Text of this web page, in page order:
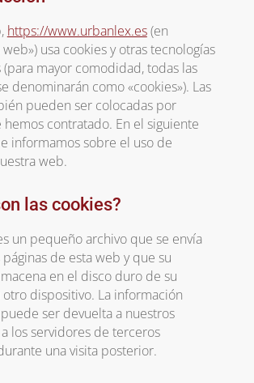
https://www.urbanlex.es(en
usa cookies y otras tecnologías
mayor comodidad, todas las
denominarán como «cookies»). Las
pueden ser colocadas por
contratado. En el siguiente
informamos sobre el uso de
web.
las cookies?
un pequeño archivo que se envía
de esta web y que su
en el disco duro de su
dispositivo. La información
ser devuelta a nuestros
los servidores de terceros
una visita posterior.